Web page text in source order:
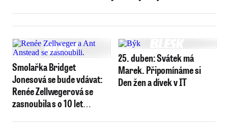
Smolařka Bridget
Jonesová se bude vdávat:
Renée Zellwegerová se
zasnoubila s o 10 let
25. duben: Svátek má
Marek. Připomínáme si
Den žen a dívek v IT